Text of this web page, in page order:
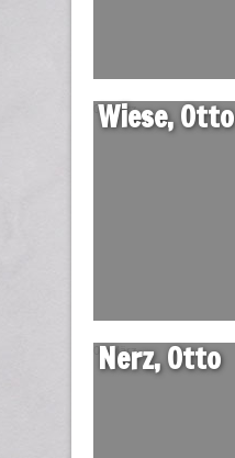
04 März
Wiese, Otto
04 März
Nerz, Otto